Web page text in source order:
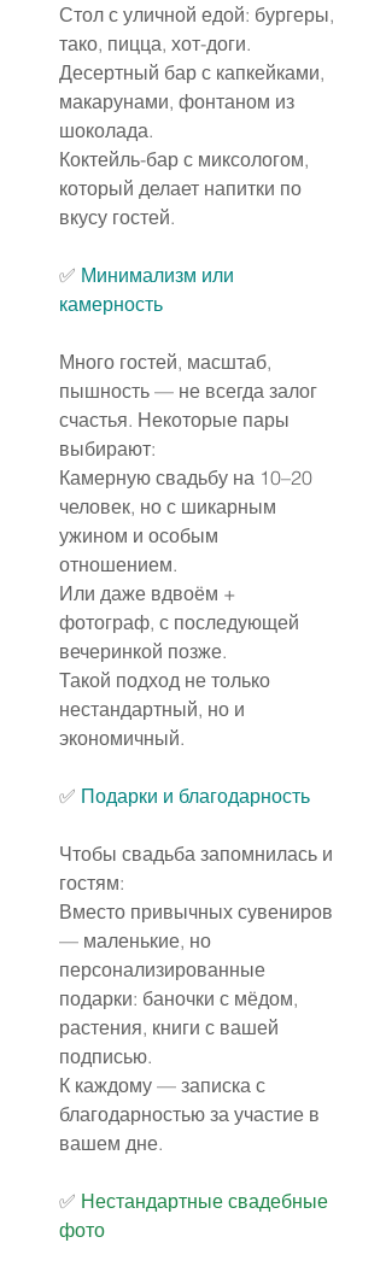
Стол с уличной едой: бургеры,
тако, пицца, хот-доги.
Десертный бар с капкейками,
макарунами, фонтаном из
шоколада.
Коктейль-бар с миксологом,
который делает напитки по
вкусу гостей.
✅️ Минимализм или
камерность
Много гостей, масштаб,
пышность — не всегда залог
счастья. Некоторые пары
выбирают:
Камерную свадьбу на 10–20
человек, но с шикарным
ужином и особым
отношением.
Или даже вдвоём +
фотограф, с последующей
вечеринкой позже.
Такой подход не только
нестандартный, но и
экономичный.
✅️ Подарки и благодарность
Чтобы свадьба запомнилась и
гостям:
Вместо привычных сувениров
— маленькие, но
персонализированные
подарки: баночки с мёдом,
растения, книги с вашей
подписью.
К каждому — записка с
благодарностью за участие в
вашем дне.
✅️ Нестандартные свадебные
фото